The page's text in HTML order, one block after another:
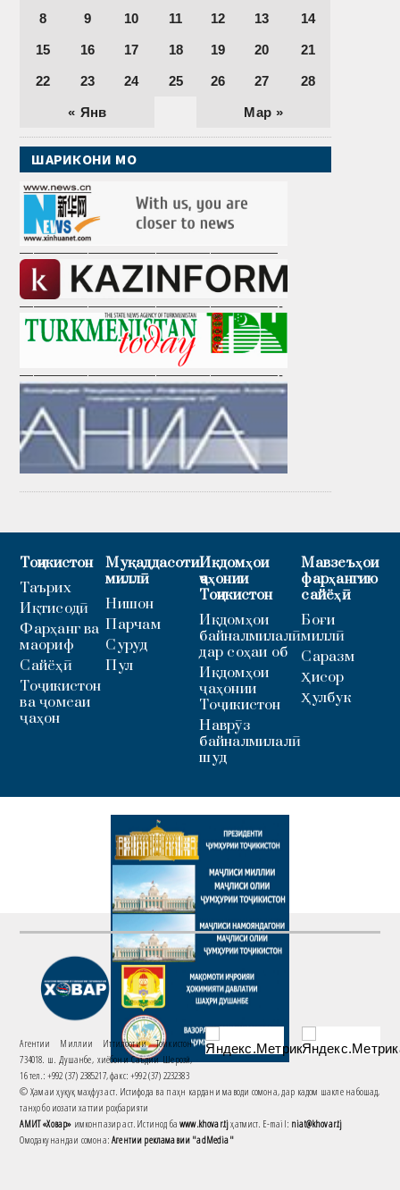
« Янв Мар »
8 9 10 11 12 13 14
15 16 17 18 19 20 21
22 23 24 25 26 27 28
ШАРИКОНИ МО
———————————————————
———————————————————-
———————————————————-
Тоҷикистон
Таърих
Иқтисодӣ
Фарҳанг ва
маориф
Сайёҳӣ
Тоҷикистон
ва ҷомеаи
ҷаҳон
Муқаддасоти
миллӣ
Нишон
Парчам
Суруд
Пул
Иқдомҳои
ҷаҳонии
Тоҷикистон
Иқдомҳои
байналмилалӣ
дар соҳаи об
Иқдомҳои
ҷаҳонии
Тоҷикистон
Наврӯз
байналмилалӣ
шуд
Мавзеъҳои
фарҳангию
сайёҳӣ
Боғи
миллӣ
Саразм
Ҳисор
Ҳулбук
Агентии Миллии Иттилоотии Тоҷикистон
734018. ш. Душанбе, хиёбони Саъдии Шерозӣ,
16 тел.: +992 (37) 2385217, факс: +992 (37) 2232383
© Ҳамаи ҳуқуқ маҳфуз аст. Истифода ва паҳн кардани маводи сомона, дар кадом шакле набошад,
танҳо бо иҷозати хаттии роҳбарияти
АМИТ «Ховар» имконпазир аст. Истинод баwww.khovar.tjҳатмист. E-mail: niat@khovar.tj
Омодакунандаи сомона:Агентии рекламавии "adMedia"